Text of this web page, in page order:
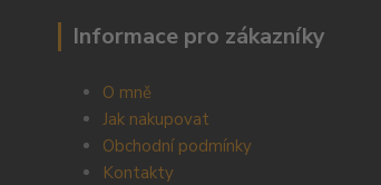
Informace pro zákazníky
O mně
Jak nakupovat
Obchodní podmínky
Kontakty